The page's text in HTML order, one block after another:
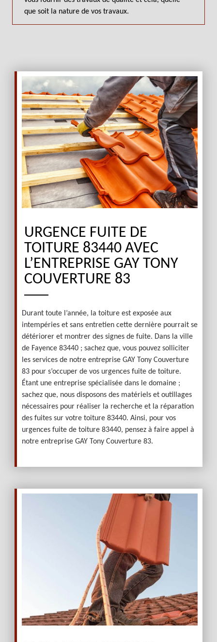
que soit la nature de vos travaux.
URGENCE FUITE DE
TOITURE 83440 AVEC
L’ENTREPRISE GAY TONY
COUVERTURE 83
Durant toute l’année, la toiture est exposée aux
intempéries et sans entretien cette dernière pourrait se
détériorer et montrer des signes de fuite. Dans la ville
de Fayence 83440 ; sachez que, vous pouvez solliciter
les services de notre entreprise GAY Tony Couverture
83 pour s’occuper de vos urgences fuite de toiture.
Étant une entreprise spécialisée dans le domaine ;
sachez que, nous disposons des matériels et outillages
nécessaires pour réaliser la recherche et la réparation
des fuites sur votre toiture 83440. Ainsi, pour vos
urgences fuite de toiture 83440, pensez à faire appel à
notre entreprise GAY Tony Couverture 83.